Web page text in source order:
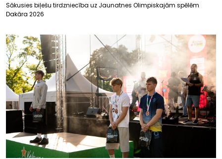
Sākusies biļešu tirdzniecība uz Jaunatnes Olimpiskajām spēlēm
Dakāra 2026